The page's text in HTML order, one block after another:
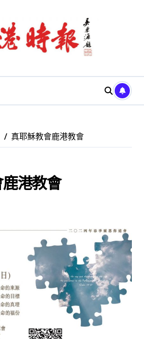
真耶穌教會鹿港教會
港教會